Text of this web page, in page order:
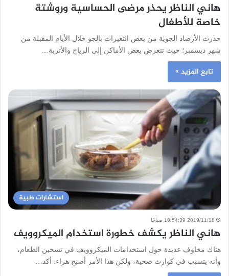
هاني الناظر يحذر مرضى الحساسية وروشتة
خاصة للأطفال
حذرت الأرصاد الجوية من بعض التغيرات بالجو خلال الأيام المقبلة من
شهر ديسمبر؛ حيث تتعرض بعض الأماكن إلى الرياح والأتربة…
تابع المزيد »
استشارات طبية
2019/11/18 10:54:39 صباحًا
هاني الناظر يكشف خطورة استخدام الميكروويف
هناك مخاوف عديدة حول استخدامات الميكروويف في تسخين الطعام،
وأنه يتسبب في كوارث صحية، ولكن هذا الأمر أصبح هراء. أكد…